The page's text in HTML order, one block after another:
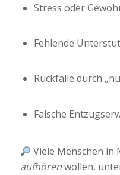
Stress oder
Fehlende
Rückfälle durch
Falsche
Viele Menschen in
aufhörenwollen,